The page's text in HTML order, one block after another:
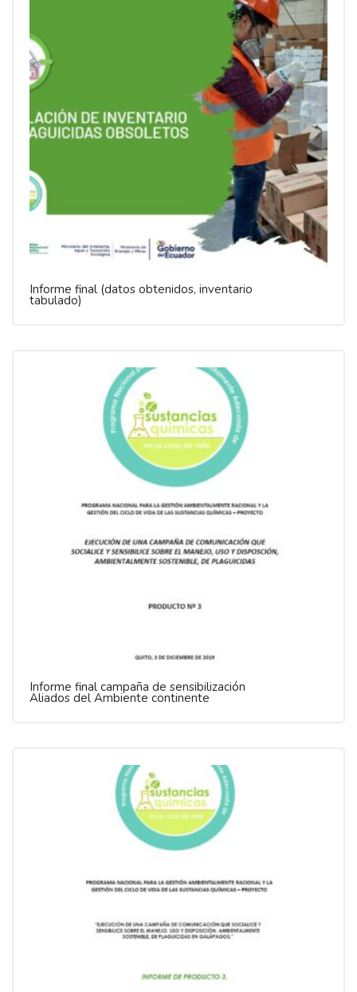
Informe final (datos obtenidos, inventario
tabulado)
Informe final campaña de sensibilización
Aliados del Ambiente continente